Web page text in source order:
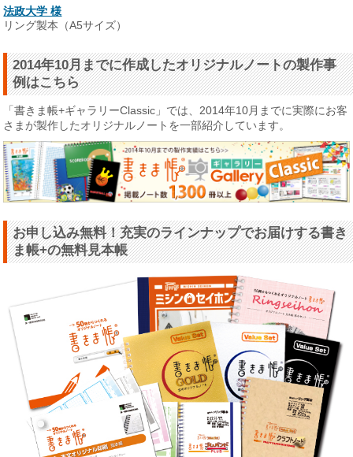
法政大学 様
リング製本（A5サイズ）
2014年10月までに作成したオリジナルノートの製作事
例はこちら
「書きま帳+ギャラリーClassic」では、2014年10月までに実際にお客
さまが製作したオリジナルノートを一部紹介しています。
お申し込み無料！充実のラインナップでお届けする書き
ま帳+の無料見本帳